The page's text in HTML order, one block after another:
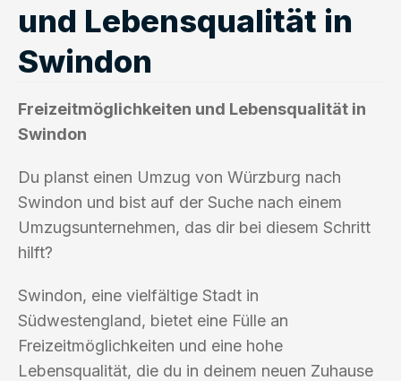
und Lebensqualität in
Swindon
Freizeitmöglichkeiten und Lebensqualität in
Swindon
Du planst einen Umzug von Würzburg nach
Swindon und bist auf der Suche nach einem
Umzugsunternehmen, das dir bei diesem Schritt
hilft?
Swindon, eine vielfältige Stadt in
Südwestengland, bietet eine Fülle an
Freizeitmöglichkeiten und eine hohe
Lebensqualität, die du in deinem neuen Zuhause